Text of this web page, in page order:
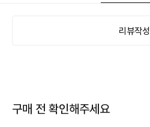
리뷰작성
구매 전 확인해주세요